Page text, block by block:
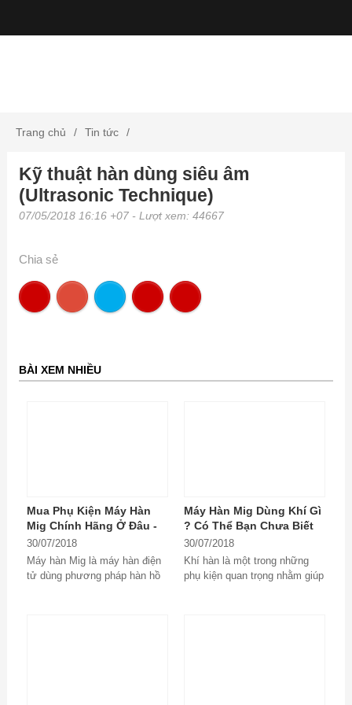
Trang chủ Tin tức
Kỹ thuật hàn dùng siêu âm (Ultrasonic Technique)
Kỹ thuật hàn dùng siêu âm
(Ultrasonic Technique)
07/05/2018 16:16 +07 - Lượt xem: 44667
Chia sẻ
BÀI XEM NHIỀU
Mua Phụ Kiện Máy Hàn
Mig Chính Hãng Ở Đâu -
Mất Tiền Oan Vì Không
Biết Sớm
30/07/2018
Máy hàn Mig là máy hàn điện
tử dùng phương pháp hàn hồ
Máy Hàn Mig Dùng Khí Gì
? Có Thể Bạn Chưa Biết
30/07/2018
Khí hàn là một trong những
phụ kiện quan trọng nhằm giúp